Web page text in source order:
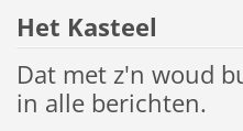
Het Kasteel
Dat met z'n woud
in alle berichten.